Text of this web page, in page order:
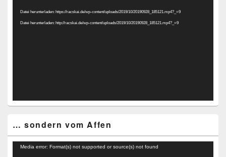
Datei herunterladen: https://racskai.de/wp-content/uploads/2019/10/20190928_185121.mp4?_=9
Datei herunterladen: http://racskai.de/wp-content/uploads/2019/10/20190928_185121.mp4?_=9
… sondern vom Affen
Video-
Media error: Format(s) not supported or source(s) not found